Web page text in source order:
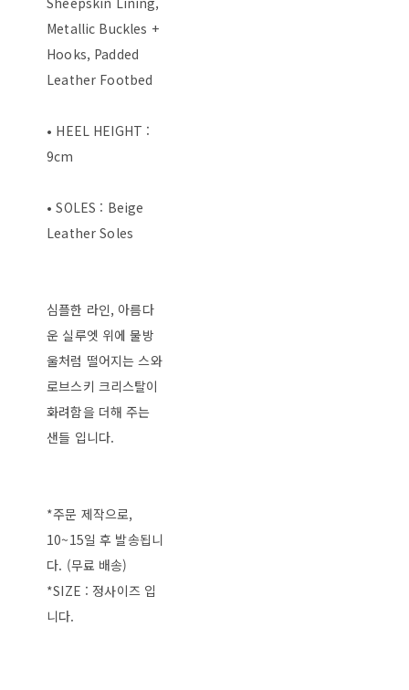
Metallic Buckles +
Hooks, Padded
Leather Footbed
• HEEL HEIGHT :
9cm
• SOLES : Beige
Leather Soles
심플한 라인, 아름다
운 실루엣 위에 물방
울처럼 떨어지는 스와
로브스키 크리스탈이
화려함을 더해 주는
샌들 입니다.
*주문 제작으로,
10~15일 후 발송됩니
다. (무료 배송)
*SIZE : 정사이즈 입
니다.